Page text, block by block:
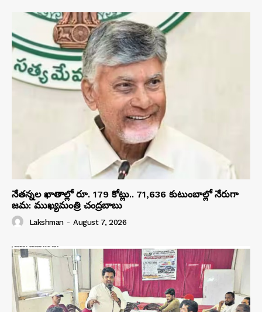
నేతన్నల ఖాతాల్లో రూ. 179 కోట్లు.. 71,636 కుటుంబాల్లో నేరుగా
జమ: ముఖ్యమంత్రి చంద్రబాబు
Lakshman - August 7, 2026